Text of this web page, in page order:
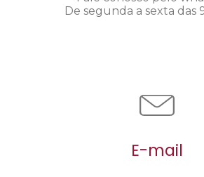
De segunda a sexta das
E-mail